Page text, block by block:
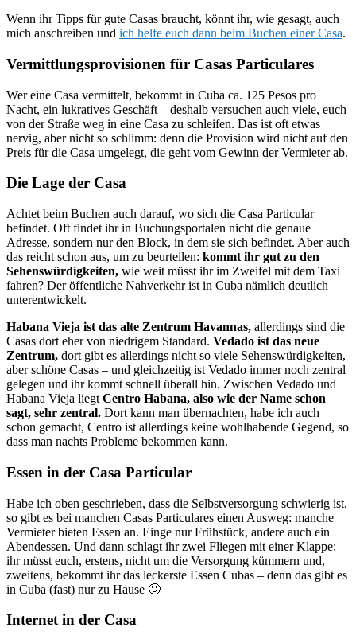
Wenn ihr Tipps für gute Casas braucht, könnt ihr, wie gesagt, auch
mich anschreiben und ich helfe euch dann beim Buchen einer Casa.
Vermittlungsprovisionen für Casas Particulares
Wer eine Casa vermittelt, bekommt in Cuba ca. 125 Pesos pro
Nacht, ein lukratives Geschäft – deshalb versuchen auch viele, euch
von der Straße weg in eine Casa zu schleifen. Das ist oft etwas
nervig, aber nicht so schlimm: denn die Provision wird nicht auf den
Preis für die Casa umgelegt, die geht vom Gewinn der Vermieter ab.
Die Lage der Casa
Achtet beim Buchen auch darauf, wo sich die Casa Particular
befindet. Oft findet ihr in Buchungsportalen nicht die genaue
Adresse, sondern nur den Block, in dem sie sich befindet. Aber auch
das reicht schon aus, um zu beurteilen: kommt ihr gut zu den
Sehenswürdigkeiten, wie weit müsst ihr im Zweifel mit dem Taxi
fahren? Der öffentliche Nahverkehr ist in Cuba nämlich deutlich
unterentwickelt.
Habana Vieja ist das alte Zentrum Havannas, allerdings sind die
Casas dort eher von niedrigem Standard. Vedado ist das neue
Zentrum, dort gibt es allerdings nicht so viele Sehenswürdigkeiten,
aber schöne Casas – und gleichzeitig ist Vedado immer noch zentral
gelegen und ihr kommt schnell überall hin. Zwischen Vedado und
Habana Vieja liegt Centro Habana, also wie der Name schon
sagt, sehr zentral. Dort kann man übernachten, habe ich auch
schon gemacht, Centro ist allerdings keine wohlhabende Gegend, so
dass man nachts Probleme bekommen kann.
Essen in der Casa Particular
Habe ich oben geschrieben, dass die Selbstversorgung schwierig ist,
so gibt es bei manchen Casas Particulares einen Ausweg: manche
Vermieter bieten Essen an. Einge nur Frühstück, andere auch ein
Abendessen. Und dann schlagt ihr zwei Fliegen mit einer Klappe:
ihr müsst euch, erstens, nicht um die Versorgung kümmern und,
zweitens, bekommt ihr das leckerste Essen Cubas – denn das gibt es
in Cuba (fast) nur zu Hause 🙂
Internet in der Casa